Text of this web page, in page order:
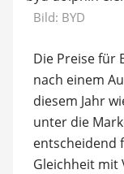
Bild: BYD
Die Preise für
nach einem
diesem Jahr
unter die
entscheidend
Gleichheit mit